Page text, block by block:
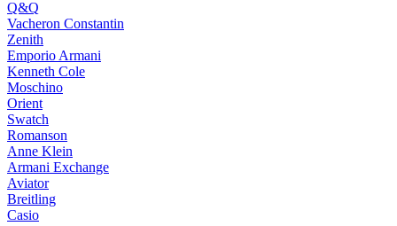
Q&Q
Vacheron Constantin
Zenith
Emporio Armani
Kenneth Cole
Moschino
Orient
Swatch
Romanson
Anne Klein
Armani Exchange
Aviator
Breitling
Casio